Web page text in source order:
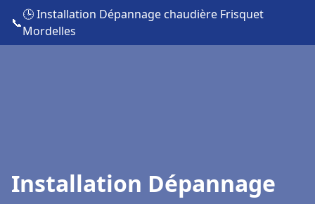
📞
🕒 Installation Dépannage chaudière Frisquet
Mordelles
Installation Dépannage